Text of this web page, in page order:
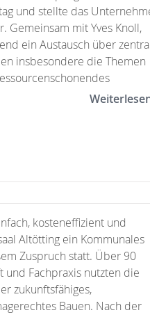
und stellte das
Gemeinsam mit Yves Knoll,
ein Austausch über
insbesondere die Themen
kosteneffizient und
Altötting ein Kommunales
Zuspruch statt. Über 90
und Fachpraxis nutzten die
zukunftsfähiges,
Bauen. Nach der